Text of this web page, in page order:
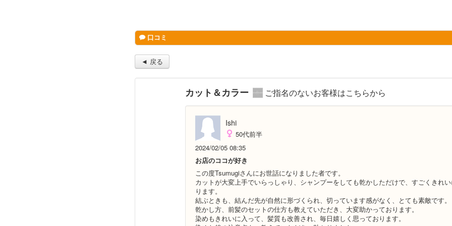
口コミ
◄ 戻る
カット＆カラー ご指名のないお客様はこちらから
Ishi
50代前半
2024/02/05 08:35
お店のココが好き
この度Tsumugiさんにお世話になりました者です。
カットが大変上手でいらっしゃり、シャンプーをしても乾かしただけで、すごくきれ
ります。
結ぶときも、結んだ先が自然に形づくられ、切っています感がなく、とても素敵です。
乾かし方、前髪のセットの仕方も教えていただき、大変助かっております。
染めもきれいに入って、髪質も改善され、毎日嬉しく思っております。